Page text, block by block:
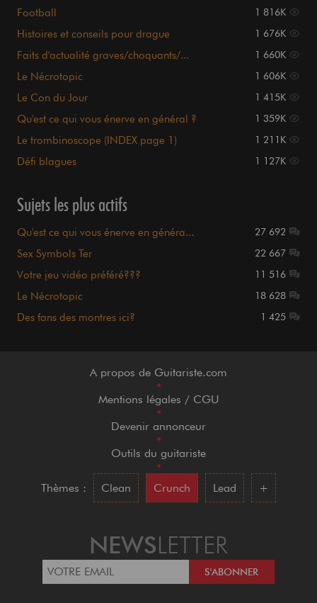
Football 1 816K
Histoires et conseils pour drague 1 676K
Faits d'actualité graves/choquants/... 1 660K
Le Nécrotopic 1 606K
Le Con du Jour 1 415K
Qu'est ce qui vous énerve en général ? 1 359K
Le trombinoscope (INDEX page 1) 1 211K
Défi blagues 1 127K
Sujets les plus actifs
Qu'est ce qui vous énerve en généra... 27 692
Sex Symbols Ter 22 667
Votre jeu vidéo préféré??? 11 516
Le Nécrotopic 18 628
Des fans des montres ici? 1 425
A propos de Guitariste.com
•
Mentions légales / CGU
•
Devenir annonceur
•
Outils du guitariste
•
Thèmes :
Clean Crunch Lead +
NEWSLETTER